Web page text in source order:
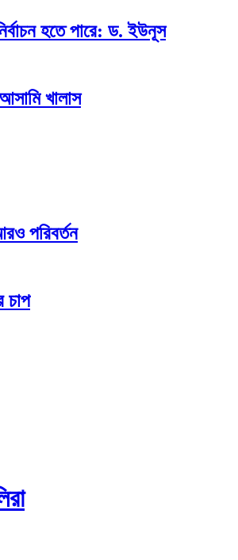
হতে পারে: ড. ইউনূস
খালাস
পরিবর্তন
চাপ